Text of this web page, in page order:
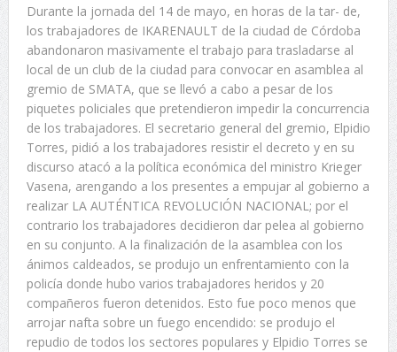
Durante la jornada del 14 de mayo, en horas de la tar- de,
los trabajadores de IKARENAULT de la ciudad de Córdoba
abandonaron masivamente el trabajo para trasladarse al
local de un club de la ciudad para convocar en asamblea al
gremio de SMATA, que se llevó a cabo a pesar de los
piquetes policiales que pretendieron impedir la concurrencia
de los trabajadores. El secretario general del gremio, Elpidio
Torres, pidió a los trabajadores resistir el decreto y en su
discurso atacó a la política económica del ministro Krieger
Vasena, arengando a los presentes a empujar al gobierno a
realizar LA AUTÉNTICA REVOLUCIÓN NACIONAL; por el
contrario los trabajadores decidieron dar pelea al gobierno
en su conjunto. A la finalización de la asamblea con los
ánimos caldeados, se produjo un enfrentamiento con la
policía donde hubo varios trabajadores heridos y 20
compañeros fueron detenidos. Esto fue poco menos que
arrojar nafta sobre un fuego encendido: se produjo el
repudio de todos los sectores populares y Elpidio Torres se